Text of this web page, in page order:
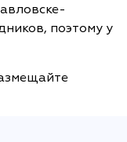
поэтому у